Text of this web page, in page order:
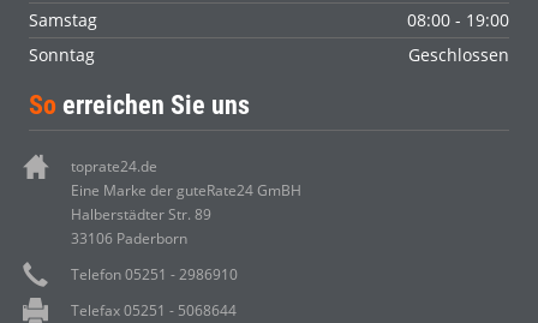
Samstag
08:00 - 19:00
Sonntag
Geschlossen
So erreichen Sie uns
toprate24.de
Eine Marke der guteRate24 GmBH
Halberstädter Str. 89
33106 Paderborn
Telefon 05251 - 2986910
Telefax 05251 - 5068644